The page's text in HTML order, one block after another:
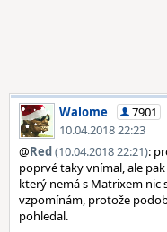
Walome
7901
10.04.2018 22:23
@Red(10.04.2018 22:21):
poprvé taky vnímal, ale
který nemá s Matrixem nic
vzpomínám, protože
pohledal.